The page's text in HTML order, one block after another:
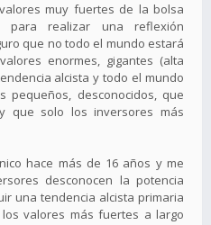
muy fuertes de la bolsa
para realizar una reflexión
que no todo el mundo estará
enormes, gigantes (alta
alcista y todo el mundo
pequeños, desconocidos, que
que solo los inversores más
hace más de 16 años y me
desconocen la potencia
una tendencia alcista primaria
valores más fuertes a largo